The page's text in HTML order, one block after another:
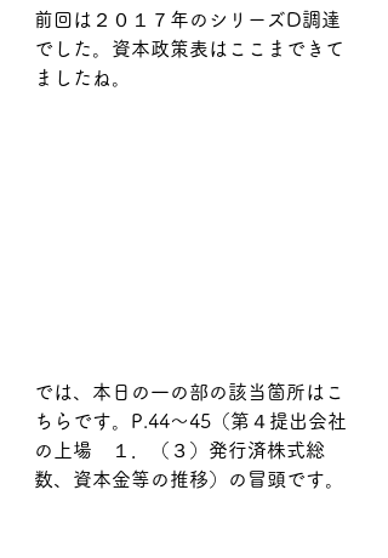
前回は２０１７年のシリーズD調達
でした。資本政策表はここまできて
ましたね。
では、本日の一の部の該当箇所はこ
ちらです。P.44～45（第４提出会社
の上場　１．（３）発行済株式総
数、資本金等の推移）の冒頭です。